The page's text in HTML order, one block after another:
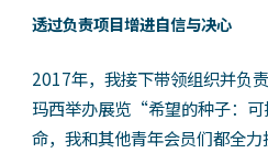
透过负责项目增进自信与决心
2017年，我接下带领组织并负
玛西举办展览“希望的种子：
命，我和其他青年会员们都全